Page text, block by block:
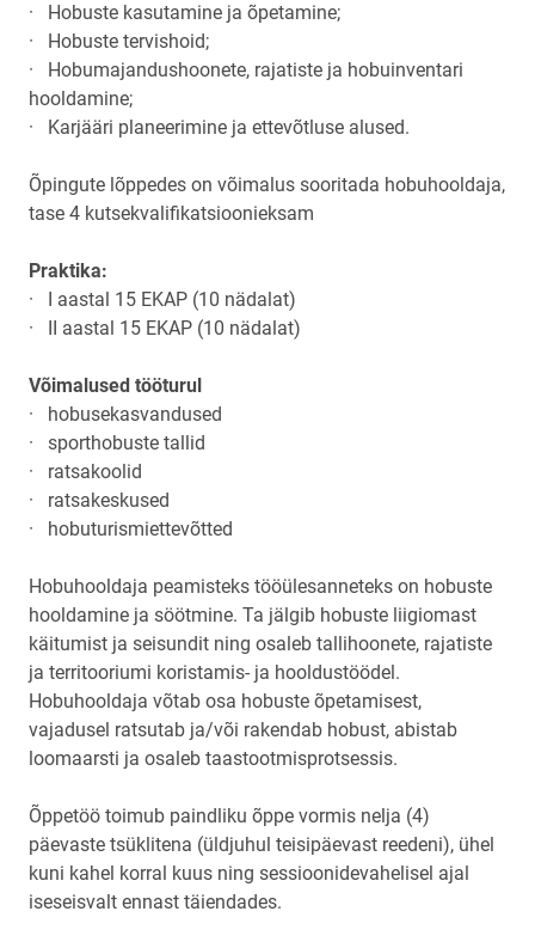
· Hobuste kasutamine ja õpetamine;
· Hobuste tervishoid;
· Hobumajandushoonete, rajatiste ja hobuinventari
hooldamine;
· Karjääri planeerimine ja ettevõtluse alused.
Õpingute lõppedes on võimalus sooritada hobuhooldaja,
tase 4 kutsekvalifikatsioonieksam
Praktika:
· I aastal 15 EKAP (10 nädalat)
· II aastal 15 EKAP (10 nädalat)
Võimalused tööturul
· hobusekasvandused
· sporthobuste tallid
· ratsakoolid
· ratsakeskused
· hobuturismiettevõtted
Hobuhooldaja peamisteks tööülesanneteks on hobuste
hooldamine ja söötmine. Ta jälgib hobuste liigiomast
käitumist ja seisundit ning osaleb tallihoonete, rajatiste
ja territooriumi koristamis- ja hooldustöödel.
Hobuhooldaja võtab osa hobuste õpetamisest,
vajadusel ratsutab ja/või rakendab hobust, abistab
loomaarsti ja osaleb taastootmisprotsessis.
Õppetöö toimub paindliku õppe vormis nelja (4)
päevaste tsüklitena (üldjuhul teisipäevast reedeni), ühel
kuni kahel korral kuus ning sessioonidevahelisel ajal
iseseisvalt ennast täiendades.